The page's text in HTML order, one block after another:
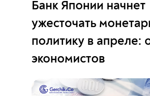
Банк Японии начнет
ужесточать
политику в апреле:
экономистов